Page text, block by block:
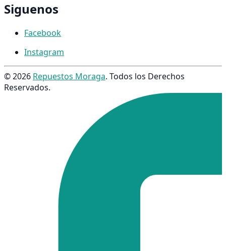
Siguenos
Facebook
Instagram
© 2026 Repuestos Moraga. Todos los Derechos
Reservados.